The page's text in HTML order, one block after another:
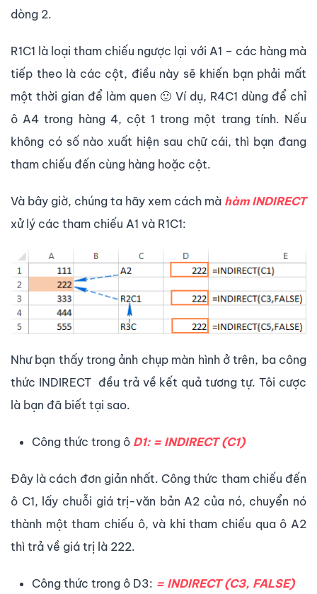
dòng 2.
R1C1 là loại tham chiếu ngược lại với A1 – các hàng mà
tiếp theo là các cột, điều này sẽ khiến bạn phải mất
một thời gian để làm quen 🙂 Ví dụ, R4C1 dùng để chỉ
ô A4 trong hàng 4, cột 1 trong một trang tính. Nếu
không có số nào xuất hiện sau chữ cái, thì bạn đang
tham chiếu đến cùng hàng hoặc cột.
Và bây giờ, chúng ta hãy xem cách mà hàm INDIRECT
xử lý các tham chiếu A1 và R1C1:
Như bạn thấy trong ảnh chụp màn hình ở trên, ba công
thức INDIRECT đều trả về kết quả tương tự. Tôi cược
là bạn đã biết tại sao.
Công thức trong ô D1: = INDIRECT (C1)
Đây là cách đơn giản nhất. Công thức tham chiếu đến
ô C1, lấy chuỗi giá trị-văn bản A2 của nó, chuyển nó
thành một tham chiếu ô, và khi tham chiếu qua ô A2
thì trả về giá trị là 222.
Công thức trong ô D3: = INDIRECT (C3, FALSE)